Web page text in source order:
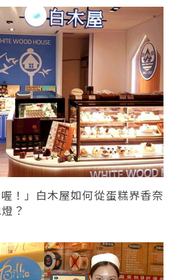
喔！」白木屋如何從蛋糕界香奈
？